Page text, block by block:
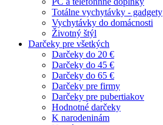
Totálne vychytávky - gadgety
Vychytávky do domácnosti
Životný štýl
Darčeky pre všetkých
Darčeky do 20 €
Darčeky do 45 €
Darčeky do 65 €
Darčeky pre firmy
Darčeky pre pubertiakov
Hodnotné darčeky
K narodeninám